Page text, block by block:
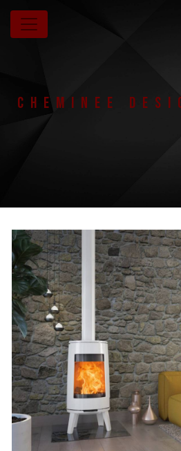
Panneau de gestion des cookies
Cheminee